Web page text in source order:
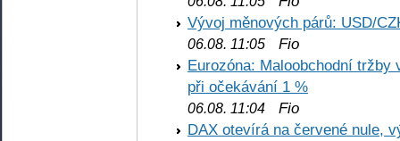
Vývoj měnových párů: USD/
06.08. 11:05 Fio
Eurozóna: Maloobchodní
při očekávání 1 %
06.08. 11:04 Fio
DAX otevírá na červené nule,